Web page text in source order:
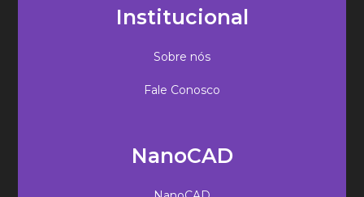
Institucional
Sobre nós
Fale Conosco
NanoCAD